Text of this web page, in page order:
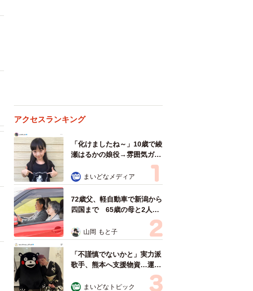
アクセスランキング
「化けましたね～」10歳で綾
瀬はるかの娘役→雰囲気ガラ
リの18歳に成長 「メイクで
雰囲気が」「宝塚に入れそ
う」
まいどなメディア
72歳父、軽自動車で新潟から
四国まで 65歳の母と2人で
3泊4日の旅 パーキングの休
憩まで分刻み… 「大学生で
も組まねえよ！」
山岡 もと子
「不謹慎でないかと」実力派
歌手、熊本へ支援物資…運搬
トラックの車体デザインにた
めらい 「痛いほど伝わる」
まいどなトピック